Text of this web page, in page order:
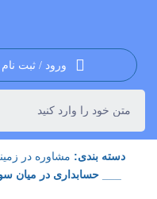
ورود / ثبت نام
دسته بندی: مشاوره در
___ حسابداری در میان